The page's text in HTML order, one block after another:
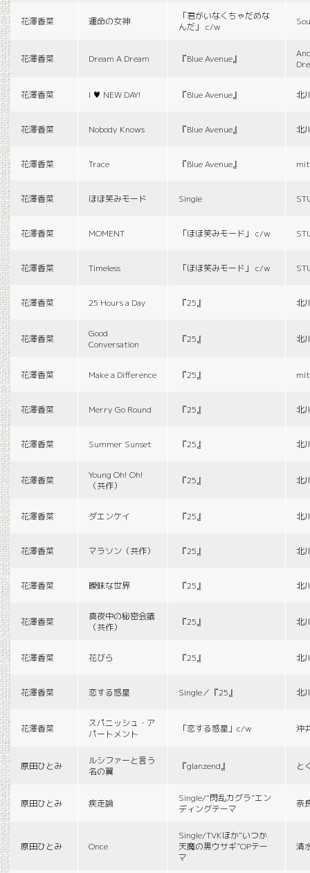
花澤香菜 運命の女神
「君がいなくちゃだめな
んだ」 c/w
花澤香菜 Dream A Dream 『Blue Avenue』
花澤香菜 I ♥ NEW DAY! 『Blue Avenue』 北
花澤香菜 Nobody Knows 『Blue Avenue』 北
花澤香菜 Trace 『Blue Avenue』
花澤香菜 ほほ笑みモード Single
花澤香菜 MOMENT 「ほほ笑みモード」 c/w
花澤香菜 Timeless 「ほほ笑みモード」 c/w
花澤香菜 25 Hours a Day 『25』 北
花澤香菜
Good
Conversation
『25』 北
花澤香菜 Make a Difference 『25』
花澤香菜 Merry Go Round 『25』 北
花澤香菜 Summer Sunset 『25』 北
花澤香菜
Young Oh! Oh!
（共作）
『25』 北
花澤香菜 ダエンケイ 『25』 北
花澤香菜 マラソン（共作） 『25』 北
花澤香菜 曖昧な世界 『25』 北
花澤香菜
真夜中の秘密会議
（共作）
『25』 北
花澤香菜 花びら 『25』 北
花澤香菜 恋する惑星 Single／『25』 北
花澤香菜
スパニッシュ・ア
パートメント
「恋する惑星」c/w 沖
原田ひとみ
ルシファーと言う
名の翼
『glanzend』 と
原田ひとみ 疾走論
Single/“閃乱カグラ”エン
ディングテーマ
奈
原田ひとみ Once
Single/TVKほか“いつか
天魔の黒ウサギ”OPテー
マ
清